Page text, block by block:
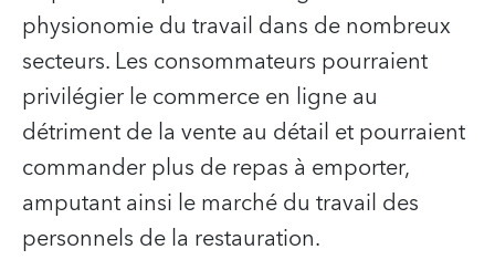
physionomie du travail dans de nombreux
secteurs. Les consommateurs pourraient
privilégier le commerce en ligne au
détriment de la vente au détail et pourraient
commander plus de repas à emporter,
amputant ainsi le marché du travail des
personnels de la restauration.